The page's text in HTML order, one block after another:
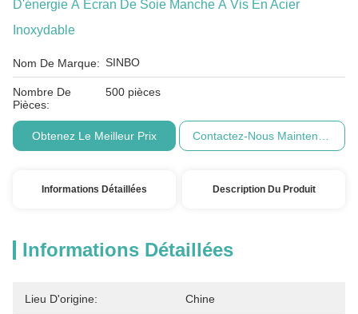
D'énergie À Écran De Soie Manche À Vis En Acier
Inoxydable
Nom De Marque: SINBO
Nombre De
Pièces:
500 pièces
Obtenez Le Meilleur Prix
Informations Détaillées Description Du Produit
Informations Détaillées
Lieu D'origine: Chine